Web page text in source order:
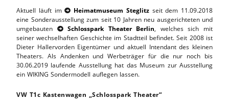
Aktuell läuft im Heimatmuseum Steglitzseit dem 11.09.2018
eine Sonderausstellung zum seit 10 Jahren neu ausgerichteten und
umgebauten
 Schlosspark Theater Berlin, welches sich mit
seiner wechselhaften Geschichte im Stadtteil befindet. Seit 2008 ist
Dieter Hallervorden Eigentümer und aktuell Intendant des kleinen
Theaters. Als Andenken und Werbeträger für die nur noch bis
30.06.2019 laufende Ausstellung hat das Museum zur Ausstellung
ein WIKING Sondermodell auflegen lassen.
VW T1c Kastenwagen „Schlosspark Theater“